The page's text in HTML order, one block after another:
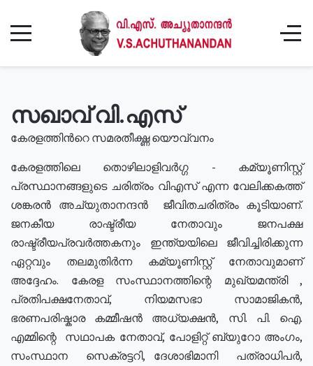
സഖാവ് വി.എസ്
കേരളത്തിൻറെ സമരതീക്ഷ്ണ യൌവ്വനം
കേരളത്തിലെ തൊഴിലാളിവർഗ്ഗ - കമ്യൂണിസ്റ്റ്
പ്രസ്ഥാനങ്ങളുടെ ചരിത്രം വിഎസ് എന്ന വേലിക്കകത്ത്
ശങ്കരൻ അച്യുതാനന്ദൻ ജീവിതചരിത്രം കൂടിയാണ്.
ജനകീയ രാഷ്ട്രീയ നേതാവും ജനപക്ഷ
രാഷ്ട്രീയപ്രവർത്തകനും ഇന്ത്യയിലെ ജീവിച്ചിരിക്കുന്ന
ഏറ്റവും തലമുതിർന്ന കമ്യൂണിസ്റ്റ് നേതാവുമാണ്
അദ്ദേഹം. കേരള സംസ്ഥാനത്തിന്റെ മുഖ്യമന്ത്രി ,
പ്രതിപക്ഷനേതാവ്, നിയമസഭാ സാമാജികൻ,
ഭരണപരിഷ്കാര കമ്മീഷൻ അധ്യക്ഷൻ, സി. പി. ഐ.
എമ്മിന്റെ സഥാപക നേതാവ്, പോളിറ്റ് ബ്യുറോ അംഗം,
സംസ്ഥാന സെക്രട്ടറി, ദേശാഭിമാനി പത്രാധിപർ,